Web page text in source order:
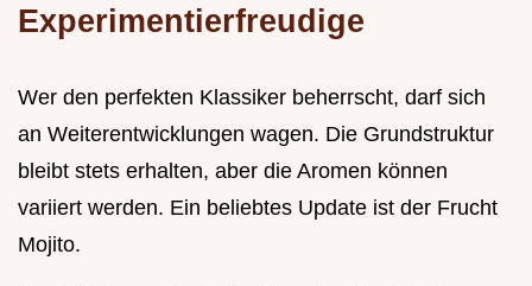
Experimentierfreudige
Wer den perfekten Klassiker beherrscht, darf sich
an Weiterentwicklungen wagen. Die Grundstruktur
bleibt stets erhalten, aber die Aromen können
variiert werden. Ein beliebtes Update ist der Frucht
Mojito.